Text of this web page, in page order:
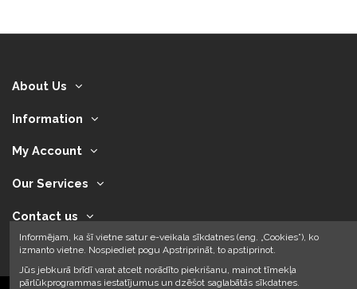
About Us
Information
My Account
Our Services
Contact us
Informējam, ka šī vietne satur e-veikala sīkdatnes (eng. „Cookies”), ko
izmanto vietne. Nospiediet pogu Apstriprināt, to apstiprinot.
Jūs jebkurā brīdī varat atcelt norādīto piekrišanu, mainot tīmekļa
pārlūkprogrammas iestatījumus un dzēšot saglabātās sīkdatnes.